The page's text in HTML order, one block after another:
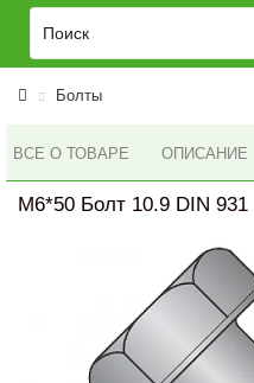
Болты
ВСЕ О ТОВАРЕ ОПИСАНИЕ
M6*50 Болт 10.9 DIN 931